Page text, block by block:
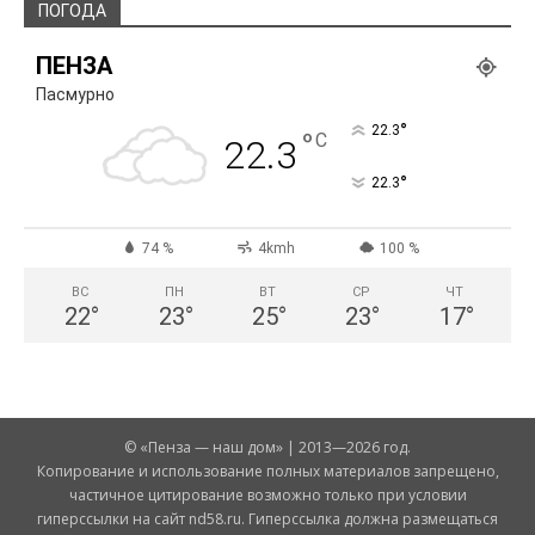
ПОГОДА
ПЕНЗА
Пасмурно
22.3 °C 22.3°
22.3°
74 % 4kmh 100 %
ВС
22°
ПН
23°
ВТ
25°
СР
23°
ЧТ
17°
© «Пенза — наш дом» | 2013—2026 год.
Копирование и использование полных материалов запрещено,
частичное цитирование возможно только при условии
гиперссылки на сайт nd58.ru. Гиперссылка должна размещаться